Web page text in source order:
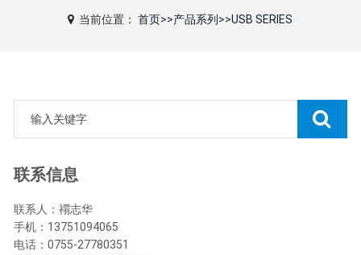
当前位置：首页>>产品系列 >>USB SERIES
联系信息
联系人：禤志华
手机：13751094065
电话：0755-27780351